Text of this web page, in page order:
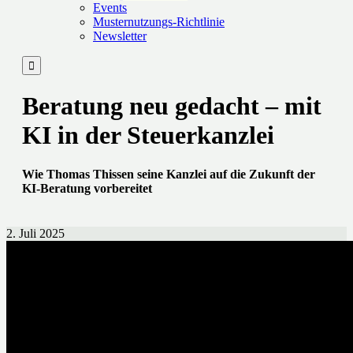
Events
Musternutzungs-Richtlinie
Newsletter

Beratung neu gedacht – mit
KI in der Steuerkanzlei
Wie Thomas Thissen seine Kanzlei auf die Zukunft der
KI-Beratung vorbereitet
2. Juli 2025